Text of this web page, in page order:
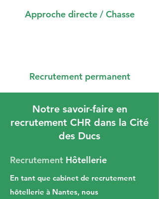
Approche directe / Chasse
Recrutement permanent
Notre savoir-faire en
recrutement CHR dans la Cité
des Ducs
Recrutement Hôtellerie
En tant que cabinet de recrutement
hôtellerie à Nantes, nous